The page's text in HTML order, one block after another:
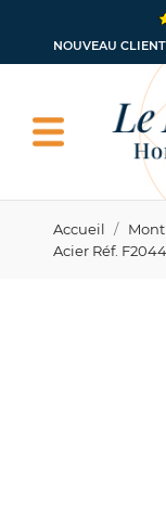
NOUVEAU
Accueil
Acier Réf.